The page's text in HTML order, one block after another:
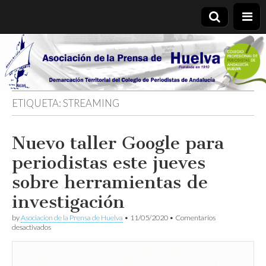
Asociación
de la
Prensa de
Huelva
ETIQUETA:STREAMING
Nuevo taller Google para
periodistas este jueves
sobre herramientas de
investigación
byAsociacion de la Prensa de Huelva • 11/05/2020 • Comentarios
desactivadosen